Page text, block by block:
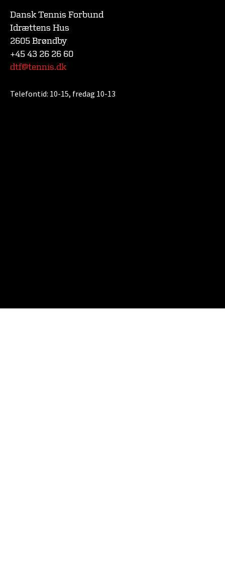
Dansk Tennis Forbund
Idrættens Hus
2605 Brøndby
+45 43 26 26 60
dtf@tennis.dk
Telefontid: 10-15, fredag 10-13